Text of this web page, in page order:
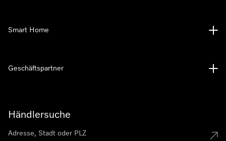
Händlersuche
Smart Home
Geschäftspartner